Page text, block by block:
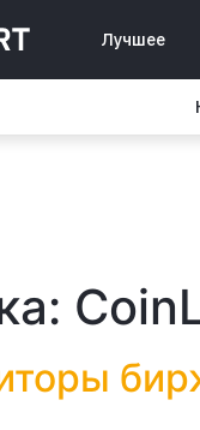
Лучшее